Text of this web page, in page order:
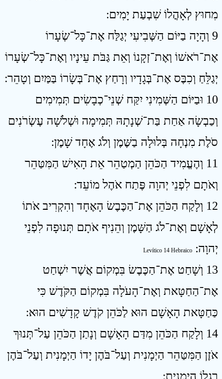
מִחוּץ לְאָהֳלוֹ שִׁבְעַת יָמִים ׃
9 וְהָיָה בַיּוֹם הַשְּׁבִיעִי יְגַלַּח אֶת־כָּל־שְׂעָרוֹ
אֶת־רֹאשׁוֹ וְאֶת־זְקָנוֹ וְאֵת גַּבֹּת עֵינָיו וְאֶת־כָּל־שְׂעָרוֹ
יְגַלֵּחַ וְכִבֶּס אֶת־בְּגָדָיו וְרָחַץ אֶת־בְּשָׂרוֹ בַּמַּיִם וְטָהֵר ׃
10 וּבַיּוֹם הַשְּׁמִינִי יִקַּח שְׁנֵי־כְבָשִׂים תְּמִימִים
וְכַבְשָׂה אַחַת בַּת־שְׁנָתָהּ תְּמִימָה וּשְׁלֹשָׁה עֶשְׂרֹנִים
סֹלֶת מִנְחָה בְּלוּלָה בַשֶּׁמֶן וְלֹג אֶחָד שָׁמֶן ׃
11 וְהֶעֱמִיד הַכֹּהֵן הַמְטַהֵר אֵת הָאִישׁ הַמִּטַּהֵר
וְאֹתָם לִפְנֵי יְהוָה פֶּתַח אֹהֶל מוֹעֵד ׃
12 וְלָקַח הַכֹּהֵן אֶת־הַכֶּבֶשׂ הָאֶחָד וְהִקְרִיב אֹתוֹ
לְאָשָׁם וְאֶת־לֹג הַשָּׁמֶן וְהֵנִיף אֹתָם תְּנוּפָה לִפְנֵי
יְהוָה ׃ Levítico 14 Hebraico
13 וְשָׁחַט אֶת־הַכֶּבֶשׂ בִּמְקוֹם אֲשֶׁר יִשְׁחַט
אֶת־הַחַטָּאת וְאֶת־הָעֹלָה בִּמְקוֹם הַקֹּדֶשׁ כִּי
כַּחַטָּאת הָאָשָׁם הוּא לַכֹּהֵן קֹדֶשׁ קָדָשִׁים הוּא ׃
14 וְלָקַח הַכֹּהֵן מִדַּם הָאָשָׁם וְנָתַן הַכֹּהֵן עַל־תְּנוּךְ
אֹזֶן הַמִּטַּהֵר הַיְמָנִית וְעַל־בֹּהֶן יָדוֹ הַיְמָנִית וְעַל־בֹּהֶן
רַגְלוֹ הַיְמָנִית ׃